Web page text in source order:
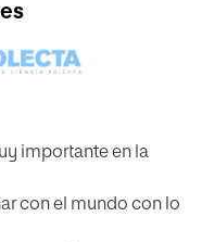
importante en la
con el mundo con lo